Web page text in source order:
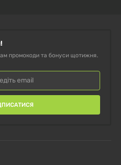
промокоди та бонуси щотижня.